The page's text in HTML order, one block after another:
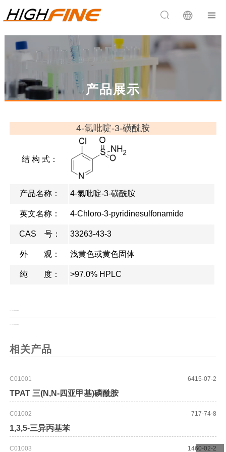
 
产品展示
4-氯吡啶-3-磺酰胺
结 构 式：
产品名称： 4-氯吡啶-3-磺酰胺
英文名称： 4-Chloro-3-pyridinesulfonamide
CAS 号： 33263-43-3
外 观： 浅黄色或黄色固体
纯 度： >97.0% HPLC
相关产品
C01001
TPAT 三(N,N-四亚甲基)磷酰胺
6415-07-2
C01002
1,3,5-三异丙基苯
717-74-8
C01003 1460-02-2